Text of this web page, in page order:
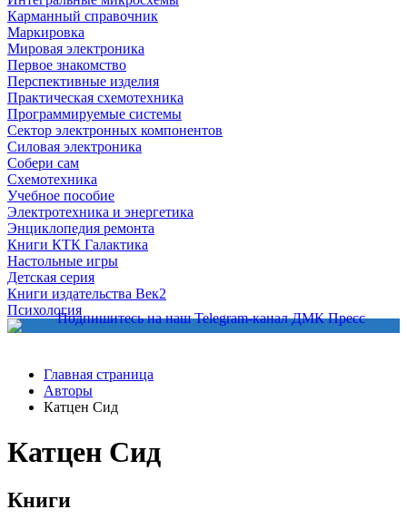
Карманный справочник
Маркировка
Мировая электроника
Первое знакомство
Перспективные изделия
Практическая схемотехника
Программируемые системы
Сектор электронных компонентов
Силовая электроника
Собери сам
Схемотехника
Учебное пособие
Электротехника и энергетика
Энциклопедия ремонта
Книги КТК Галактика
Настольные игры
Детская серия
Книги издательства Век2
Психология
Главная страница
Авторы
Катцен Сид
Катцен Сид
Книги